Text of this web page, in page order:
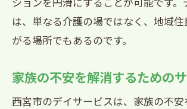
は、単なる介護の場ではなく、地域
がる場所でもあるのです。
家族の不安を解消するための
西宮市のデイサービスは、家族の不